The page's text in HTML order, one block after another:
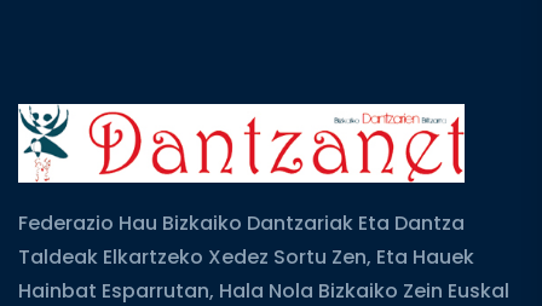
Federazio Hau Bizkaiko Dantzariak Eta Dantza
Taldeak Elkartzeko Xedez Sortu Zen, Eta Hauek
Hainbat Esparrutan, Hala Nola Bizkaiko Zein Euskal